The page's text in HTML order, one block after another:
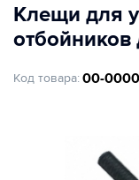
Клещи для
отбойников
Код товара: 00-